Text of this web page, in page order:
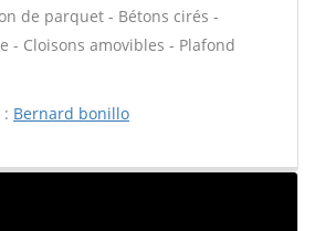
de parquet - Bétons cirés -
- Cloisons amovibles - Plafond
Bernard bonillo